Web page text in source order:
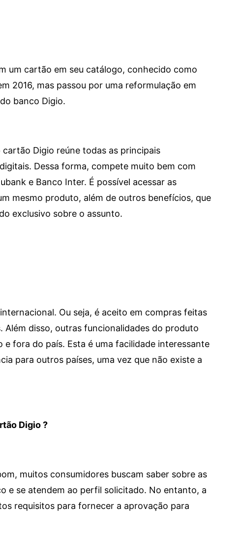
um cartão em seu catálogo, conhecido como
2016, mas passou por uma reformulação em
banco Digio.
Digio reúne todas as principais
Dessa forma, compete muito bem com
e Banco Inter. É possível acessar as
mesmo produto, além de outros benefícios, que
exclusivo sobre o assunto.
Ou seja, é aceito em compras feitas
Além disso, outras funcionalidades do produto
fora do país. Esta é uma facilidade interessante
para outros países, uma vez que não existe a
Digio ?
muitos consumidores buscam saber sobre as
e se atendem ao perfil solicitado. No entanto, a
requisitos para fornecer a aprovação para